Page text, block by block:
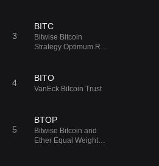
3
BITC
Bitwise Bitcoin
Strategy Optimum Roll
4 BITO
VanEck Bitcoin Trust
5
BTOP
Bitwise Bitcoin and
Ether Equal Weight